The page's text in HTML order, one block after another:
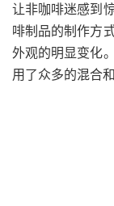
让非咖啡迷感到
啡制品的制作方
外观的明显变化
用了众多的混合